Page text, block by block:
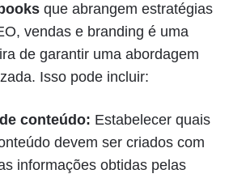
que abrangem estratégias
vendas e branding é uma
de garantir uma abordagem
Isso pode incluir:
conteúdo: Estabelecer quais
devem ser criados com
informações obtidas pelas